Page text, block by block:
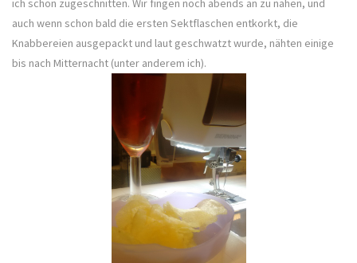
auch wenn schon bald die ersten Sektflaschen entkorkt, die
Knabbereien ausgepackt und laut geschwatzt wurde, nähten einige
bis nach Mitternacht (unter anderem ich).